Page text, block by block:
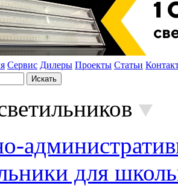
Сервис Дилеры Проекты Статьи
для